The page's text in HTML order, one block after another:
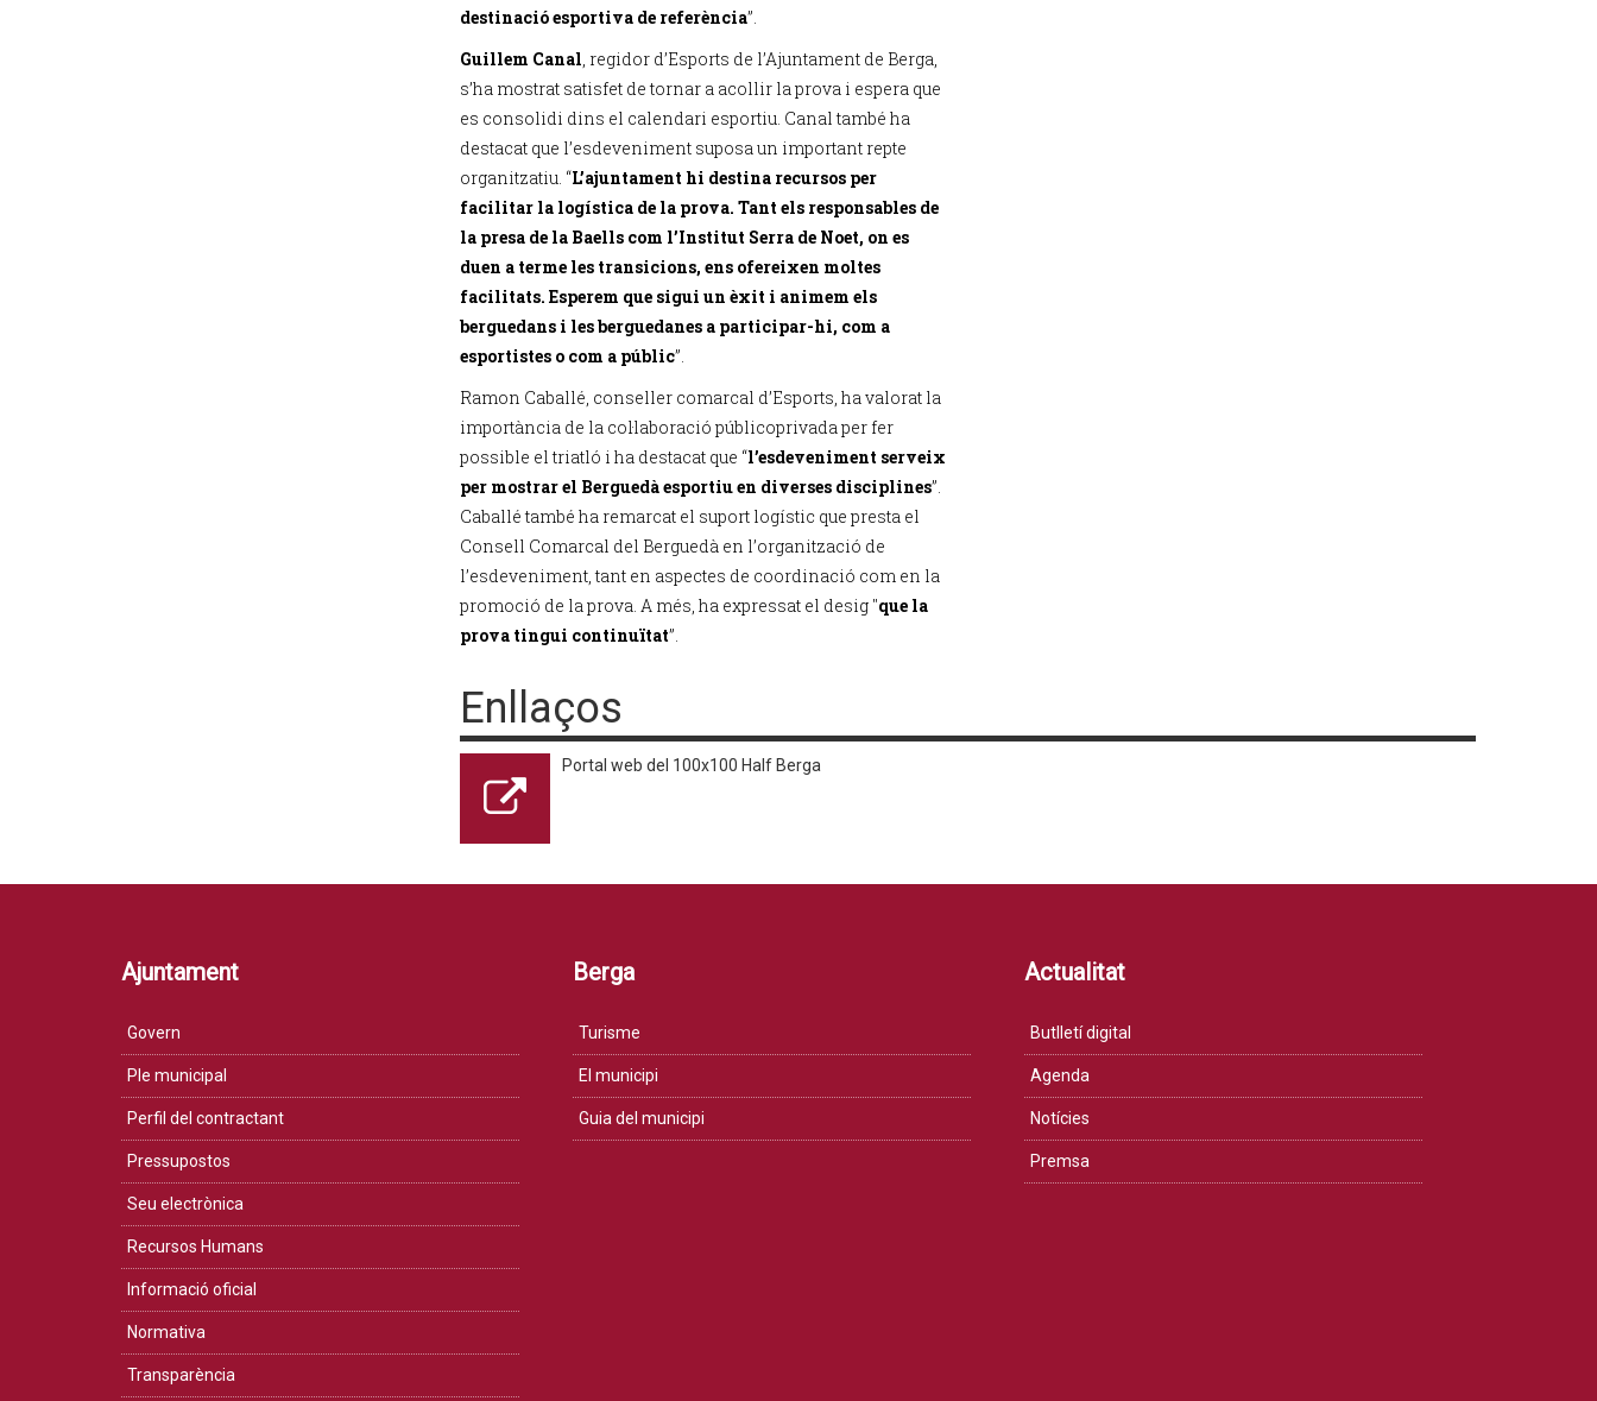
destinació esportiva de referència”.
Guillem Canal, regidor d’Esports de l’Ajuntament de Berga,
s’ha mostrat satisfet de tornar a acollir la prova i espera que
es consolidi dins el calendari esportiu. Canal també ha
destacat que l’esdeveniment suposa un important repte
organitzatiu. “L’ajuntament hi destina recursos per
facilitar la logística de la prova. Tant els responsables de
la presa de la Baells com l’Institut Serra de Noet, on es
duen a terme les transicions, ens ofereixen moltes
facilitats. Esperem que sigui un èxit i animem els
berguedans i les berguedanes a participar-hi, com a
esportistes o com a públic”.
Ramon Caballé, conseller comarcal d’Esports, ha valorat la
importància de la col·laboració públicoprivada per fer
possible el triatló i ha destacat que “l’esdeveniment serveix
per mostrar el Berguedà esportiu en diverses disciplines”.
Caballé també ha remarcat el suport logístic que presta el
Consell Comarcal del Berguedà en l’organització de
l’esdeveniment, tant en aspectes de coordinació com en la
promoció de la prova. A més, ha expressat el desig "que la
prova tingui continuïtat”.
Enllaços
Portal web del 100x100 Half Berga
Ajuntament
Govern
Ple municipal
Perfil del contractant
Pressupostos
Seu electrònica
Recursos Humans
Informació oficial
Normativa
Transparència
Berga
Turisme
El municipi
Guia del municipi
Actualitat
Butlletí digital
Agenda
Notícies
Premsa